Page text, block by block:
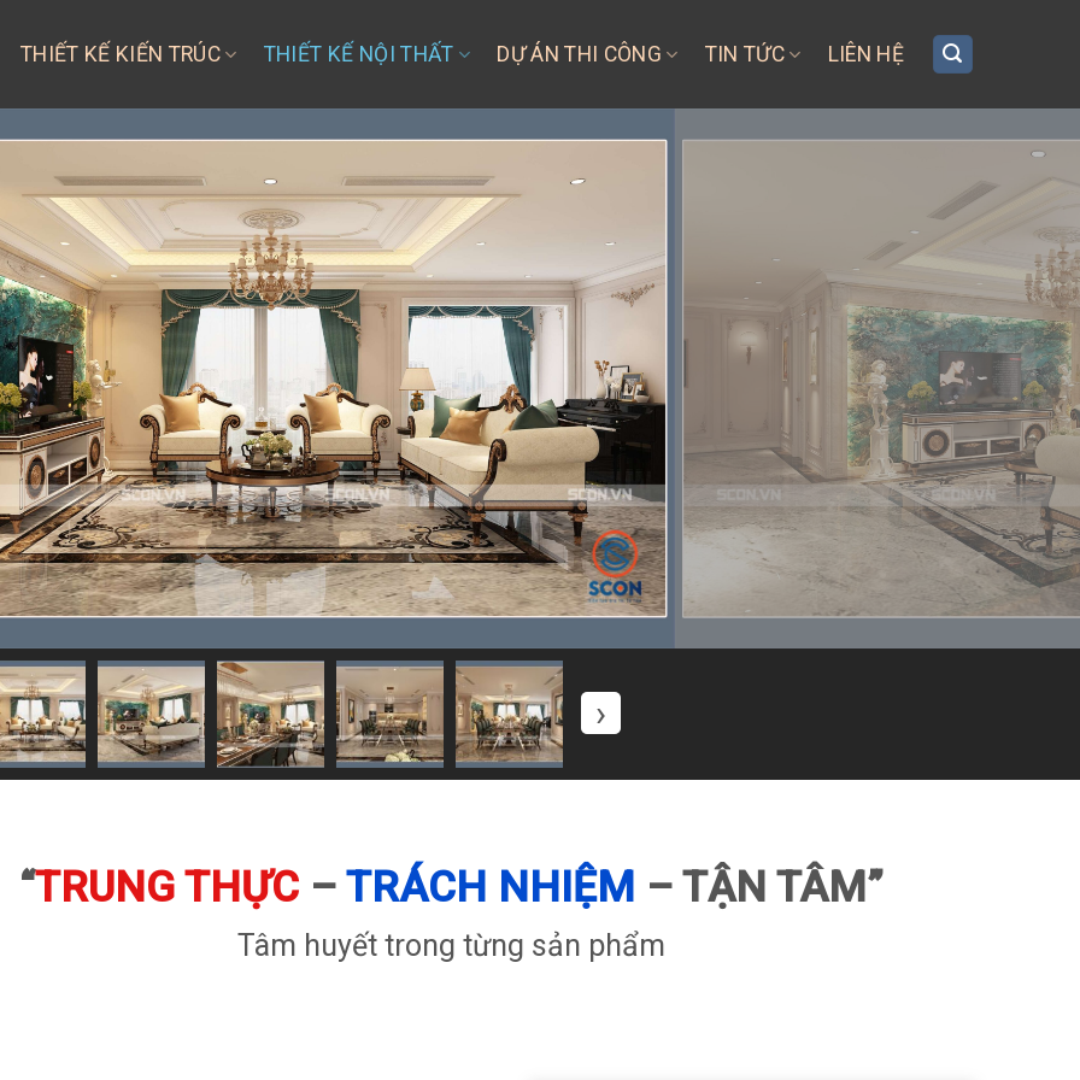
THIẾT KẾ KIẾN TRÚC THIẾT KẾ NỘI THẤT DỰ ÁN THI CÔNG TIN TỨC LIÊN HỆ
›
“TRUNG THỰC–TRÁCH NHIỆM –TẬN TÂM”
Tâm huyết trong từng sản phẩm